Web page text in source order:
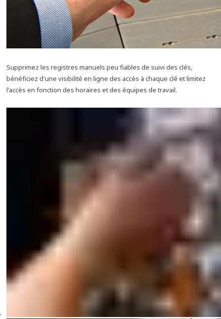
Supprimez les registres manuels peu fiables de suivi des clés,
bénéficiez d'une visibilité en ligne des accès à chaque clé et limitez
l'accès en fonction des horaires et des équipes de travail.